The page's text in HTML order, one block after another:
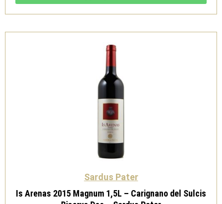
Doc
Pater
Sardus Pater
Is Arenas 2015 Magnum 1,5L – Carignano del Sulcis